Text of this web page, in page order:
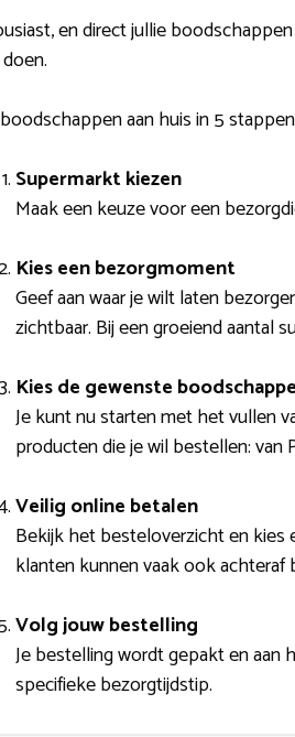
en direct jullie
aan huis in 5 stappen
Supermarkt kiezen
Maak een keuze voor een
Kies een bezorgmoment
Geef aan waar je wilt laten
zichtbaar. Bij een groeiend aantal
Kies de gewenste
Je kunt nu starten met het vullen
producten die je wil bestellen:
Veilig online betalen
Bekijk het besteloverzicht en kies
klanten kunnen vaak ook
Volg jouw bestelling
Je bestelling wordt gepakt en
specifieke bezorgtijdstip.